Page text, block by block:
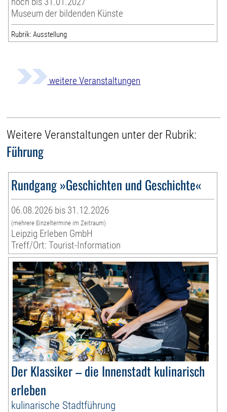
Museum der bildenden Künste
Rubrik: Ausstellung
weitere Veranstaltungen
Weitere Veranstaltungen unter der Rubrik:
Führung
Rundgang »Geschichten und Geschichte«
06.08.2026 bis 31.12.2026
(mehrere Einzeltermine im Zeitraum)
Leipzig Erleben GmbH
Treff/Ort: Tourist-Information
Der Klassiker – die Innenstadt kulinarisch
erleben
kulinarische Stadtführung